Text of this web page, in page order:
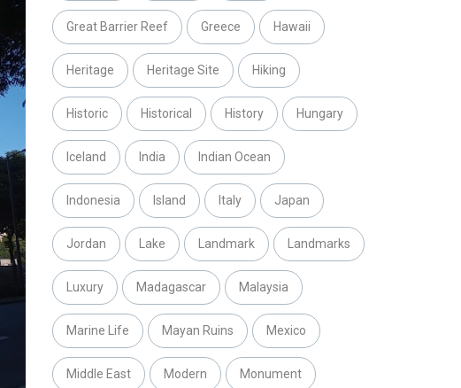
Great Barrier Reef Greece Hawaii
Heritage Heritage Site Hiking
Historic Historical History Hungary
Iceland India Indian Ocean
Indonesia Island Italy Japan
Jordan Lake Landmark Landmarks
Luxury Madagascar Malaysia
Marine Life Mayan Ruins Mexico
Middle East Modern Monument